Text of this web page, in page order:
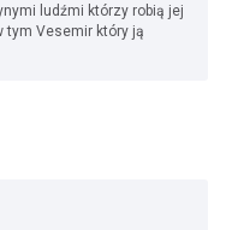
ludźmi którzy robią jej
tym Vesemir który ją